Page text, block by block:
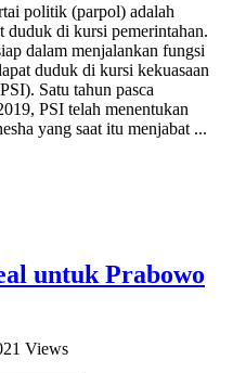
politik (parpol) adalah
duduk di kursi pemerintahan.
dalam menjalankan fungsi
duduk di kursi kekuasaan
Satu tahun pasca
PSI telah menentukan
yang saat itu menjabat ...
untuk Prabowo
Views